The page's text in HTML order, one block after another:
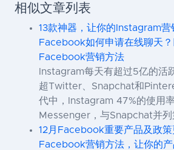
相似文章列表
13款神器，让你的Instagram营
Facebook如何申请在线聊天
Facebook营销方法
Instagram每天有超过5亿的活
超Twitter、Snapchat和
代中，Instagram 47%的使用
Messenger，与Snapchat并列
12月Facebook重要产品及政策
Facebook营销方法，让你的产